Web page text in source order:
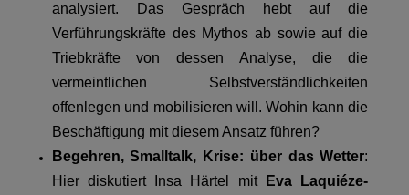
analysiert. Das Gespräch hebt auf die
Verführungskräfte des Mythos ab sowie auf die
Triebkräfte von dessen Analyse, die die
vermeintlichen Selbstverständlichkeiten
offenlegen und mobilisieren will. Wohin kann die
Beschäftigung mit diesem Ansatz führen?
Begehren, Smalltalk, Krise: über das Wetter:
Hier diskutiert Insa Härtel mit
Eva Laquiéze-